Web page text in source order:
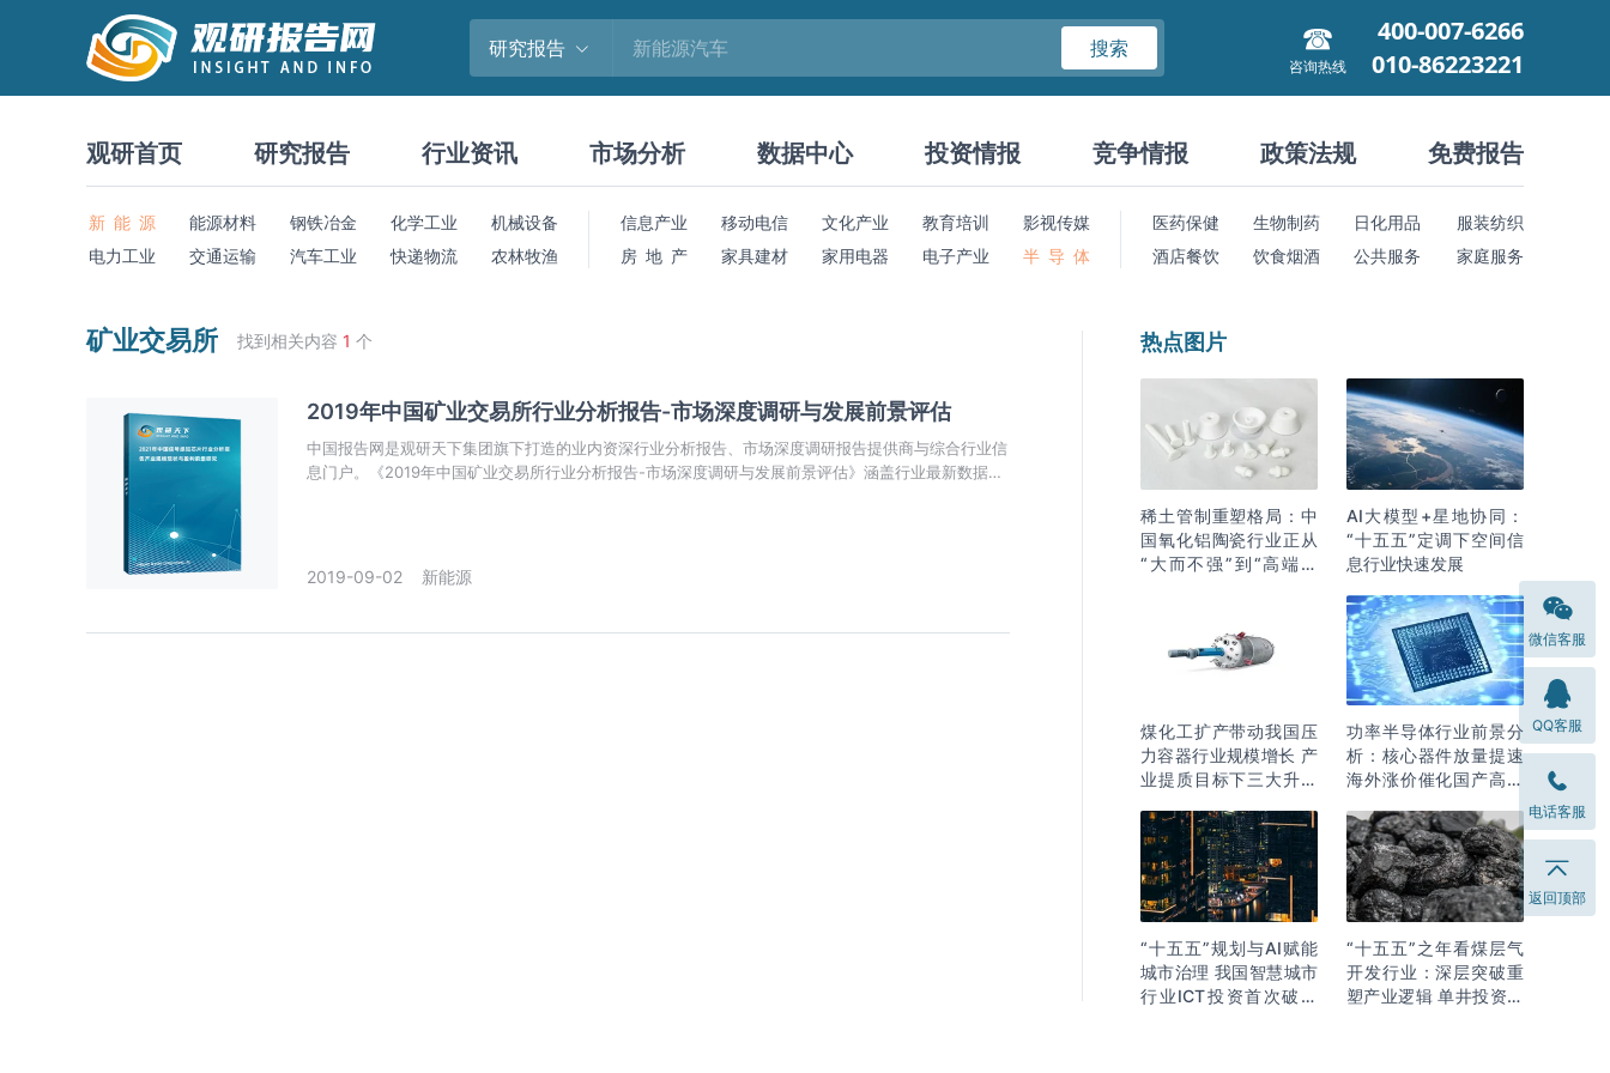
研究报告 搜索
咨询热线
400-007-6266
010-86223221
观研首页 研究报告 行业资讯 市场分析 数据中心 投资情报 竞争情报 政策法规 免费报告
新 能 源 能源材料 钢铁冶金 化学工业
机械设备
电力工业
交通运输 汽车工业 快递物流 农林牧渔
信息产业 移动电信 文化产业 教育培训
影视传媒
房 地 产
家具建材 家用电器 电子产业 半 导 体
医药保健 生物制药 日化用品
服装纺织
酒店餐饮
饮食烟酒 公共服务 家庭服务
矿业交易所 找到相关内容 1 个
2019年中国矿业交易所行业分析报告-市场深度调研与发展前景评估
中国报告网是观研天下集团旗下打造的业内资深行业分析报告、市场深度调研报告提供商与综合行业信
息门户。《2019年中国矿业交易所行业分析报告-市场深度调研与发展前景评估》涵盖行业最新数据，
2019-09-02 新能源
热点图片
稀土管制重塑格局：中
国氧化铝陶瓷行业正从
“大而不强”到“高端突
AI大模型+星地协同：
“十五五”定调下空间信
息行业快速发展
煤化工扩产带动我国压
力容器行业规模增长 产
业提质目标下三大升级
功率半导体行业前景分
析：核心器件放量提速
海外涨价催化国产高端
“十五五”规划与AI赋能
城市治理 我国智慧城市
行业ICT投资首次破万
“十五五”之年看煤层气
开发行业：深层突破重
塑产业逻辑 单井投资成
微信客服
QQ客服
电话客服
返回顶部